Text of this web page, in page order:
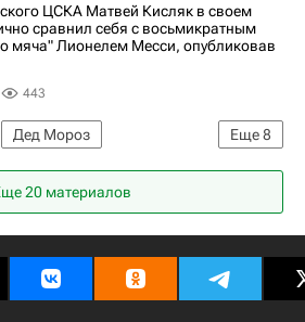
ЦСКА Матвей Кисляк в своем
сравнил себя с восьмикратным
мяча" Лионелем Месси, опубликовав
443
Еще8
Дед Мороз
Месси
ЦСКА
Барселона
УЕФА 2026-2027
футболу
20 материалов